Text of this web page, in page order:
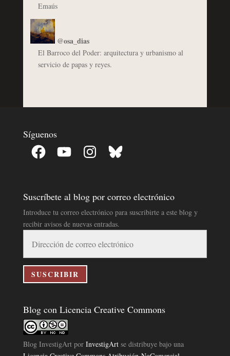
Emaús
@osa_dias
El Barroco del Poder: arquitectura y urbanismo al
servicio de papas y reyes.
Síguenos
Facebook YouTube InstagramBluesky
Suscríbete al blog por correo electrónico
Introduce tu correo electrónico para suscribirte a este blog y
recibir avisos de nuevas entradas.
correo
electrónico
SUSCRIBIR
Blog con Licencia Creative Commons
Blog InvestigArtpor InvestigArtse distribuye bajo una